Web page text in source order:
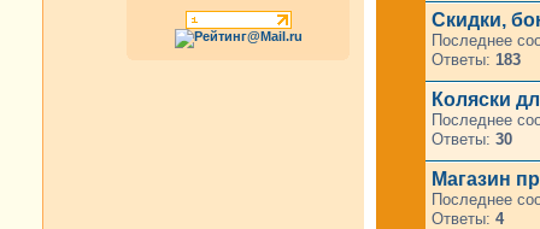
Скидки,
Последнее
Ответы: 183
Коляски
Последнее
Ответы: 30
Магазин
Последнее
Ответы: 4